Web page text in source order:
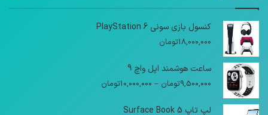
کنسول بازی سونی PlayStation 6
18,000,000تومان
ساعت هوشمند اپل واچ 9
9,500,000تومان –
10,000,000تومان
لپ تاپ Surface Book 5